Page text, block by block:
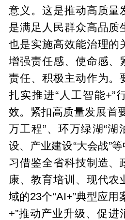
意义。这是推动高质量
是满足人民群众高品质
也是实施高效能治理的
增强责任感、使命感、
责任、积极主动作为。
扎实推进“人工智能+”
效。紧扣高质量发展首
万工程”、环万绿湖“湖
设、产业建设“大会战”
习借鉴全省科技制造、
康、教育培训、现代农
域的23个“AI+”典型应用
+”推动产业升级、促进